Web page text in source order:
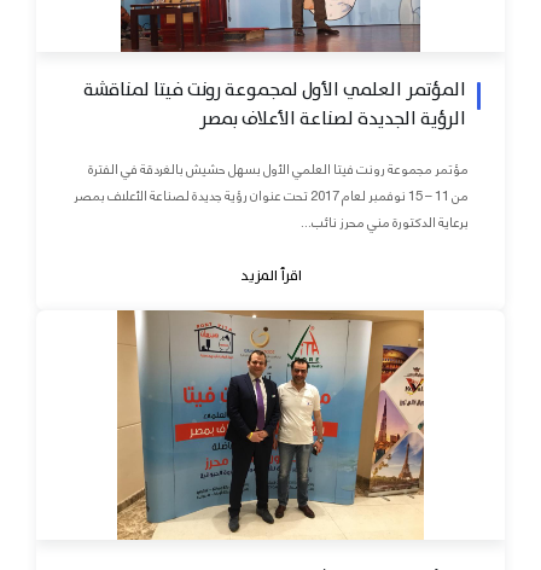
المؤتمر العلمي الأول لمجموعة رونت فيتا لمناقشة
الرؤية الجديدة لصناعة الأعلاف بمصر
مؤتمر مجموعة رونت فيتا العلمي الأول بسهل حشيش بالغردقة في الفترة
من 11 – 15 نوفمبر لعام 2017 تحت عنوان رؤية جديدة لصناعة الأعلاف بمصر
برعاية الدكتورة مني محرز نائب...
اقرأ المزيد